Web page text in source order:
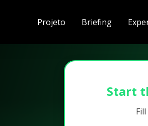
Projeto Briefing
Start